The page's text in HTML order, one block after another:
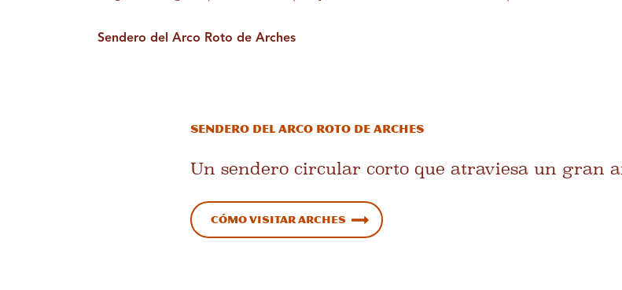
Sendero del Arco Roto de Arches
Sendero del Arco Roto de Arches
Un sendero circular corto que atraviesa un gran
Cómo visitar Arches